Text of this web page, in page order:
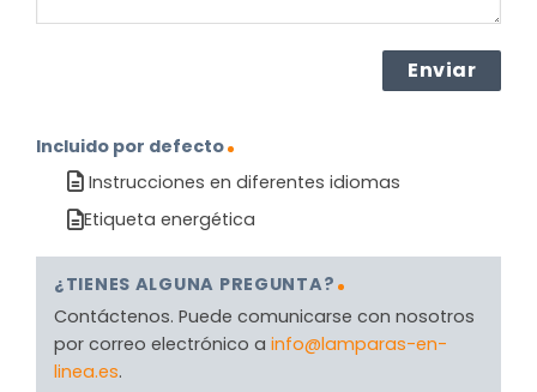
Incluido por defecto
Instrucciones en diferentes idiomas
Etiqueta energética
¿TIENES ALGUNA PREGUNTA?
Contáctenos. Puede comunicarse con nosotros
por correo electrónico a info@lamparas-en-
linea.es.